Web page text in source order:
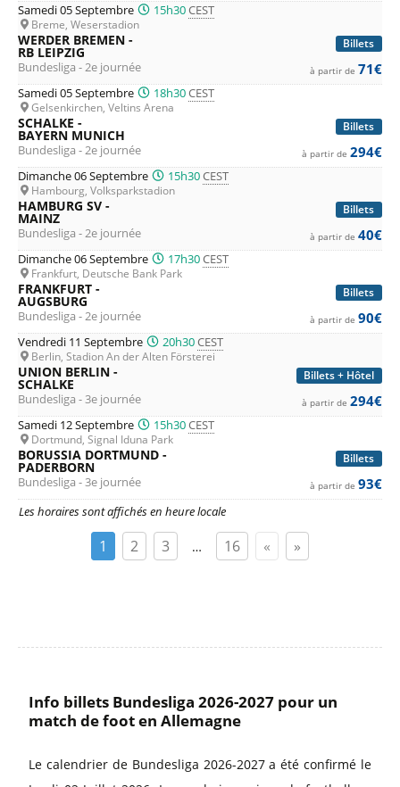
Les horaires sont affichés en heure locale
Samedi 05 Septembre 15h30CEST
Breme, Weserstadion
Billets
WERDER BREMEN -
RB LEIPZIG
Bundesliga - 2e journée à partir de 71€
Samedi 05 Septembre 18h30CEST
Gelsenkirchen, Veltins Arena
Billets
SCHALKE -
BAYERN MUNICH
Bundesliga - 2e journée à partir de 294€
Dimanche 06 Septembre 15h30CEST
Hambourg, Volksparkstadion
Billets
HAMBURG SV -
MAINZ
Bundesliga - 2e journée à partir de 40€
Dimanche 06 Septembre 17h30CEST
Frankfurt, Deutsche Bank Park
Billets
FRANKFURT -
AUGSBURG
Bundesliga - 2e journée à partir de 90€
Vendredi 11 Septembre 20h30CEST
Berlin, Stadion An der Alten Försterei
Billets + Hôtel
UNION BERLIN -
SCHALKE
Bundesliga - 3e journée à partir de 294€
Samedi 12 Septembre 15h30CEST
Dortmund, Signal Iduna Park
Billets
BORUSSIA DORTMUND -
PADERBORN
Bundesliga - 3e journée à partir de 93€
1 2 3 … 16 « »
Info billets Bundesliga 2026-2027 pour un
match de foot en Allemagne
Le calendrier de Bundesliga 2026-2027 a été confirmé le